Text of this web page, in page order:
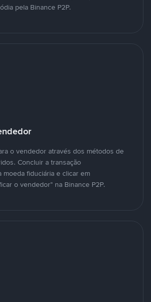
pela Binance P2P.
o vendedor através dos métodos de
Concluir a transação
fiduciária e clicar em
o vendedor" na Binance P2P.